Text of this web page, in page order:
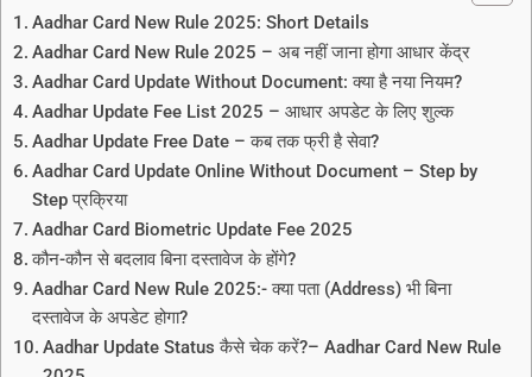
Aadhar Card New Rule 2025: Short Details
Aadhar Card New Rule 2025 – अब नहीं जाना होगा आधार केंद्र
Aadhar Card Update Without Document: क्या है नया नियम?
Aadhar Update Fee List 2025 – आधार अपडेट के लिए शुल्क
Aadhar Update Free Date – कब तक फ्री है सेवा?
Aadhar Card Update Online Without Document – Step by
Step प्रक्रिया
Aadhar Card Biometric Update Fee 2025
कौन-कौन से बदलाव बिना दस्तावेज के होंगे?
Aadhar Card New Rule 2025:- क्या पता (Address) भी बिना
दस्तावेज के अपडेट होगा?
Aadhar Update Status कैसे चेक करें?– Aadhar Card New Rule